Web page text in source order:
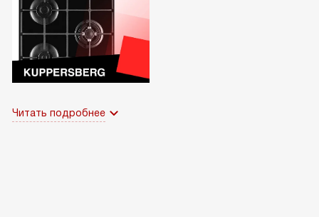
Читать подробнее